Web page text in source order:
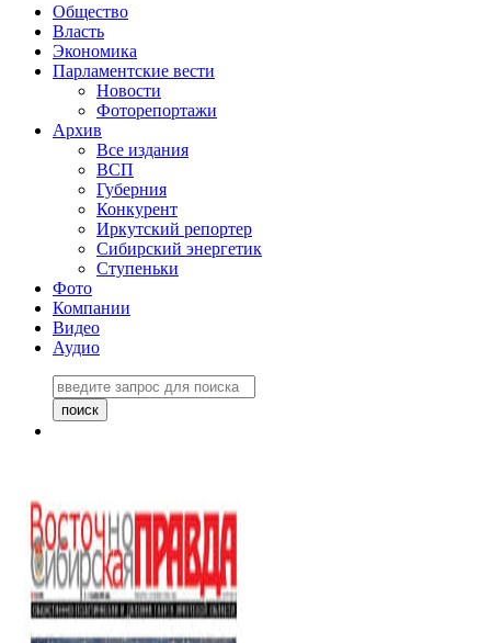
Общество
Власть
Экономика
Парламентские вести
Новости
Фоторепортажи
Архив
Все издания
ВСП
Губерния
Конкурент
Иркутский репортер
Сибирский энергетик
Ступеньки
Фото
Компании
Видео
Аудио